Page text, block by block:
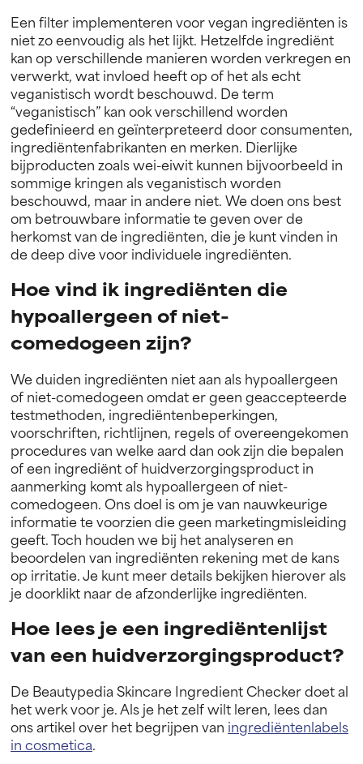
Een filter implementeren voor vegan ingrediënten is
niet zo eenvoudig als het lijkt. Hetzelfde ingrediënt
kan op verschillende manieren worden verkregen en
verwerkt, wat invloed heeft op of het als echt
veganistisch wordt beschouwd. De term
“veganistisch” kan ook verschillend worden
gedefinieerd en geïnterpreteerd door consumenten,
ingrediëntenfabrikanten en merken. Dierlijke
bijproducten zoals wei-eiwit kunnen bijvoorbeeld in
sommige kringen als veganistisch worden
beschouwd, maar in andere niet. We doen ons best
om betrouwbare informatie te geven over de
herkomst van de ingrediënten, die je kunt vinden in
de deep dive voor individuele ingrediënten.
Hoe vind ik ingrediënten die
hypoallergeen of niet-
comedogeen zijn?
We duiden ingrediënten niet aan als hypoallergeen
of niet-comedogeen omdat er geen geaccepteerde
testmethoden, ingrediëntenbeperkingen,
voorschriften, richtlijnen, regels of overeengekomen
procedures van welke aard dan ook zijn die bepalen
of een ingrediënt of huidverzorgingsproduct in
aanmerking komt als hypoallergeen of niet-
comedogeen. Ons doel is om je van nauwkeurige
informatie te voorzien die geen marketingmisleiding
geeft. Toch houden we bij het analyseren en
beoordelen van ingrediënten rekening met de kans
op irritatie. Je kunt meer details bekijken hierover als
je doorklikt naar de afzonderlijke ingrediënten.
Hoe lees je een ingrediëntenlijst
van een huidverzorgingsproduct?
De Beautypedia Skincare Ingredient Checker doet al
het werk voor je. Als je het zelf wilt leren, lees dan
ons artikel over het begrijpen van ingrediëntenlabels
in cosmetica.